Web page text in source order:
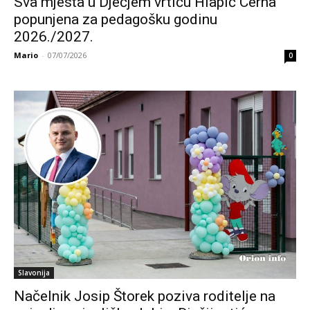
popunjena za pedagošku godinu
2026./2027.
Mario - 07/07/2026 0
Slavonija
Načelnik Josip Štorek poziva roditelje na